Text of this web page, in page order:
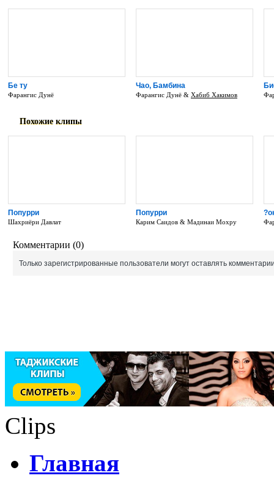
Бе ту
Фарангис Дунё
Чао, Бамбина
Фарангис Дунё & Хабиб Хакимов
Похожие клипы
Попурри
Шахриёри Давлат
Попурри
Карим Саидов & Мадинаи Мохру
Комментарии (0)
Только зарегистрированные пользователи могут оставлять
Clips
Главная